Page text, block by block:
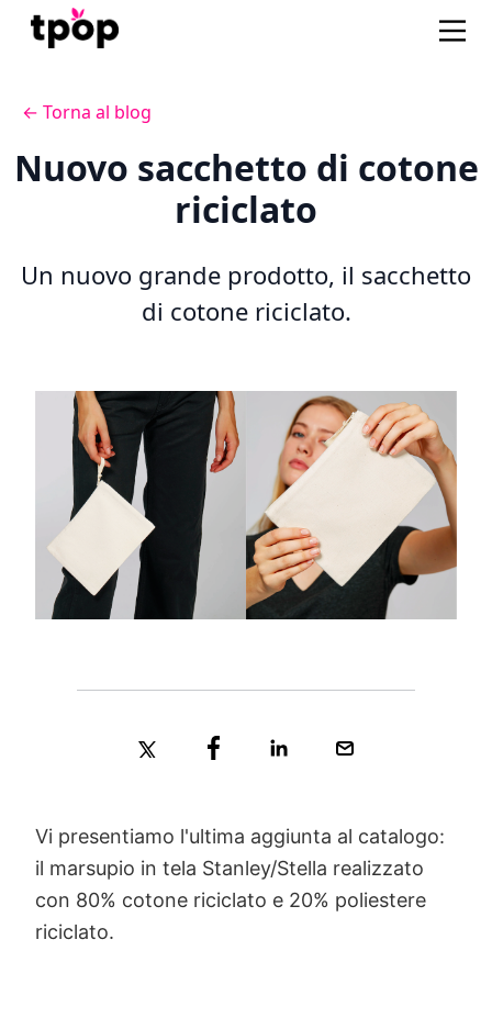
← Torna al blog
Nuovo sacchetto di cotone
riciclato
Un nuovo grande prodotto, il sacchetto
di cotone riciclato.
Vi presentiamo l'ultima aggiunta al catalogo:
il marsupio in tela Stanley/Stella realizzato
con 80% cotone riciclato e 20% poliestere
riciclato.